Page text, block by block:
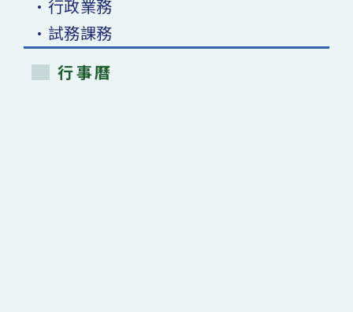
•行政業務
•試務課務
行事曆